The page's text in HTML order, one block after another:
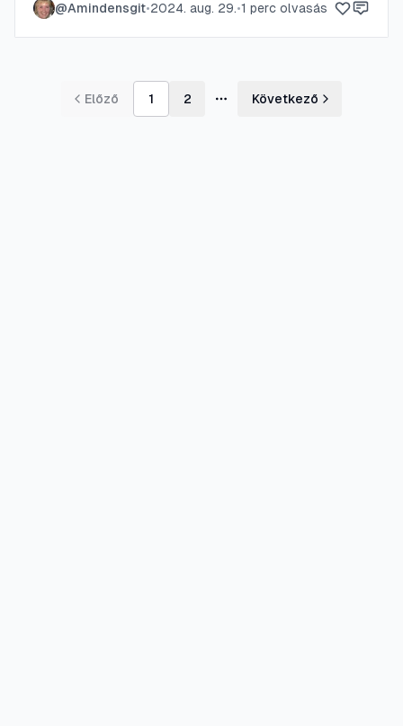
@Amindensgit•2024. aug. 29.•1 perc olvasás
Előző 1 2
További oldalak
Következő